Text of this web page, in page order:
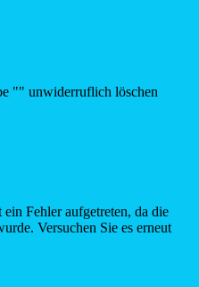
"" unwiderruflich löschen
Fehler aufgetreten, da die
Versuchen Sie es erneut